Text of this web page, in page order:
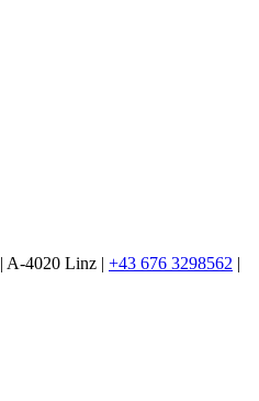
| A-4020 Linz | +43 676 3298562 |